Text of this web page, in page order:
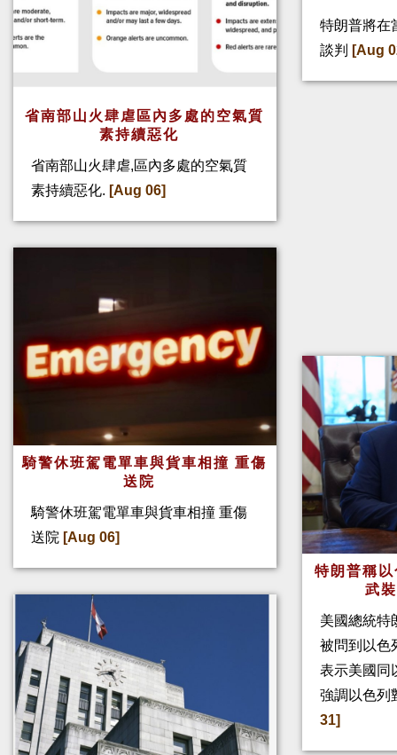
省南部山火肆虐區內多處的空氣質
素持續惡化
省南部山火肆虐,區內多處的空氣質
素持續惡化. [Aug 06]
騎警休班駕電單車與貨車相撞 重傷
送院
騎警休班駕電單車與貨車相撞 重傷
送院 [Aug 06]
特朗普將在
談判
[Aug
特朗普稱
武
美國總統特
被問到以色
表示美國同
強調以色列
31]